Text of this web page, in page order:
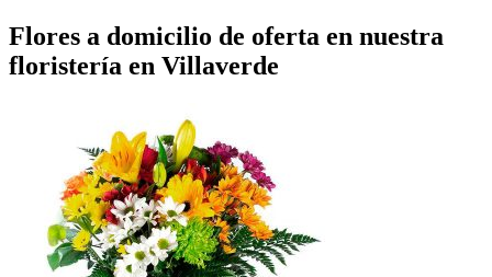
Flores a domicilio de oferta en nuestra
floristería en Villaverde